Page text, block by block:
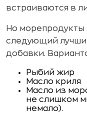
встраиваются в
Но морепродукты
следующий
добавки.
Рыбий жир
Масло криля
Масло из
не слишком
немало).